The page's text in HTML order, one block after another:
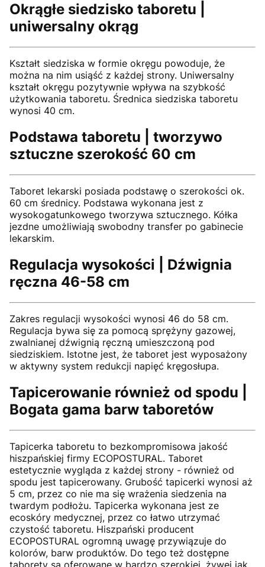
Okrągłe siedzisko taboretu |
uniwersalny okrąg
Kształt siedziska w formie okręgu powoduje, że
można na nim usiąść z każdej strony. Uniwersalny
kształt okręgu pozytywnie wpływa na szybkość
użytkowania taboretu. Średnica siedziska taboretu
wynosi 40 cm.
Podstawa taboretu | tworzywo
sztuczne szerokość 60 cm
Taboret lekarski posiada podstawę o szerokości ok.
60 cm średnicy. Podstawa wykonana jest z
wysokogatunkowego tworzywa sztucznego. Kółka
jezdne umożliwiają swobodny transfer po gabinecie
lekarskim.
Regulacja wysokości | Dźwignia
ręczna 46-58 cm
Zakres regulacji wysokości wynosi 46 do 58 cm.
Regulacja bywa się za pomocą sprężyny gazowej,
zwalnianej dźwignią ręczną umieszczoną pod
siedziskiem. Istotne jest, że taboret jest wyposażony
w aktywny system redukcji napięć kręgosłupa.
Tapicerowanie również od spodu |
Bogata gama barw taboretów
Tapicerka taboretu to bezkompromisowa jakość
hiszpańskiej firmy ECOPOSTURAL. Taboret
estetycznie wygląda z każdej strony - również od
spodu jest tapicerowany. Grubość tapicerki wynosi aż
5 cm, przez co nie ma się wrażenia siedzenia na
twardym podłożu. Tapicerka wykonana jest ze
ecoskóry medycznej, przez co łatwo utrzymać
czystość taboretu. Hiszpański producent
ECOPOSTURAL ogromną uwagę przywiązuje do
kolorów, barw produktów. Do tego też dostępne
taborety są oferowane w bardzo szerokiej, żywej jak